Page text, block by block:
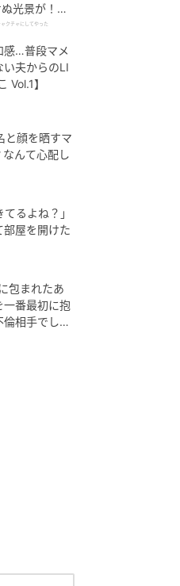
光景が！｜
て頭に来た
クチャにしてやった
感…普段マメ
い夫からのLI
Vol.1】
顔を晒すマ
んて心配し
るよね？」
屋を開けた
包まれたあ
一番最初に抱
倫相手でし